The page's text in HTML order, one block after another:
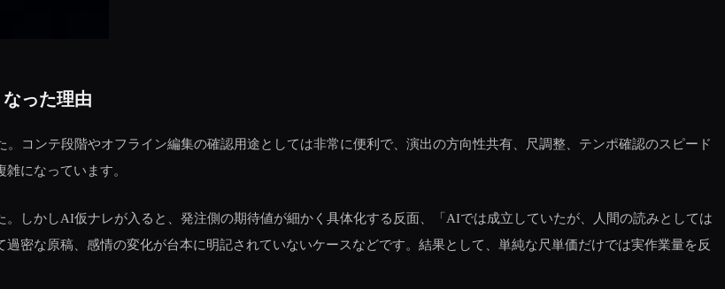
った理由
コンテ段階やオフライン編集の確認用途としては非常に便利で、演出の方向性共有、尺調整、テンポ確認のスピード
になっています。
しかしAI仮ナレが入ると、発注側の期待値が細かく具体化する反面、「AIでは成立していたが、人間の読みとしては
密な原稿、感情の変化が台本に明記されていないケースなどです。結果として、単純な尺単価だけでは実作業量を反